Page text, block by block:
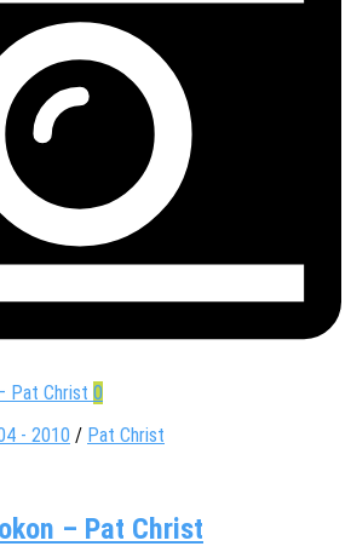
0
- 2010 / Pat Christ
– Pat Christ